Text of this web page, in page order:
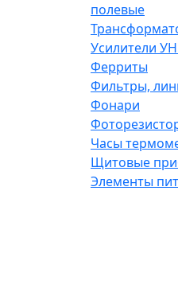
полевые
Усилители
Ферриты
Фильтры,
Фонари
Часы
Щитовые
Элементы